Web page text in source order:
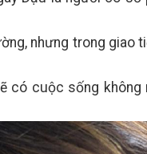
nhưng trong giao
có cuộc sống không